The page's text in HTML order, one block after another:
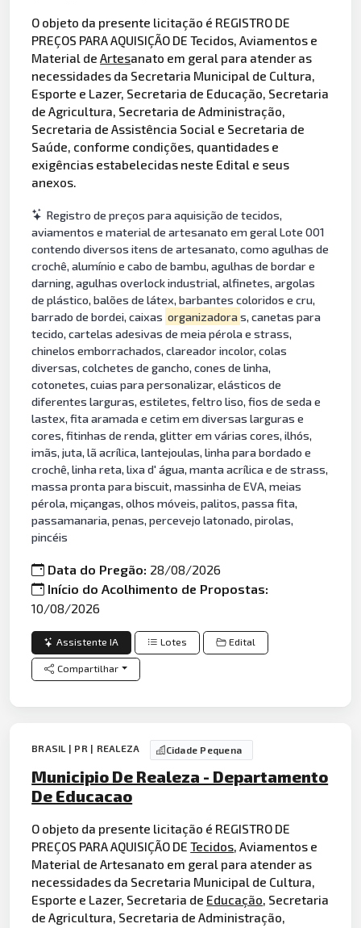
O objeto da presente licitação é REGISTRO DE
PREÇOS PARA AQUISIÇÃO DE Tecidos, Aviamentos e
Material deArtesanato em geral para atender as
necessidades da Secretaria Municipal de Cultura,
Esporte e Lazer, Secretaria de Educação, Secretaria
de Agricultura, Secretaria de Administração,
Secretaria de Assistência Social e Secretaria de
Saúde, conforme condições, quantidades e
exigências estabelecidas neste Edital e seus
anexos.
Registro de preços para aquisição de tecidos,
aviamentos e material de artesanato em geral Lote 001
contendo diversos itens de artesanato, como agulhas de
crochê, alumínio e cabo de bambu, agulhas de bordar e
darning, agulhas overlock industrial, alfinetes, argolas
de plástico, balões de látex, barbantes coloridos e cru,
barrado de bordei, caixas organizadoras, canetas para
tecido, cartelas adesivas de meia pérola e strass,
chinelos emborrachados, clareador incolor, colas
diversas, colchetes de gancho, cones de linha,
cotonetes, cuias para personalizar, elásticos de
diferentes larguras, estiletes, feltro liso, fios de seda e
lastex, fita aramada e cetim em diversas larguras e
cores, fitinhas de renda, glitter em várias cores, ilhós,
imãs, juta, lã acrílica, lantejoulas, linha para bordado e
crochê, linha reta, lixa d' água, manta acrílica e de strass,
massa pronta para biscuit, massinha de EVA, meias
pérola, miçangas, olhos móveis, palitos, passa fita,
passamanaria, penas, percevejo latonado, pirolas,
pincéis
Data do Pregão: 28/08/2026
Início do Acolhimento de Propostas:
10/08/2026
Assistente IA Lotes Edital
Compartilhar
BRASIL | PR | REALEZA Cidade Pequena
Municipio De Realeza - Departamento
De Educacao
O objeto da presente licitação é REGISTRO DE
PREÇOS PARA AQUISIÇÃO DETecidos, Aviamentos e
Material de Artesanato em geral para atender as
necessidades da Secretaria Municipal de Cultura,
Esporte e Lazer, Secretaria de Educação, Secretaria
de Agricultura, Secretaria de Administração,